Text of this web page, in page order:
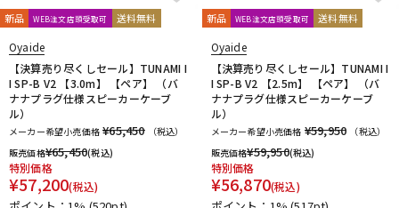
TAKACHI TAMA TANNOY TASCAM
tc electronic
TC helicon
Tech Teenage Engineering
TELEFUNKEN
Thermionic Culture
Tonelux
T-REX
TRIAL Triprop TRITON AUDIO
TRUE DYNA
TUBE-TECH
UDG ULTIMATE
ULTRASONE
Umbrella Company
United Studio Technologies
Universal Audio
unknown VELCRO(R) Brand
Vermona
Vertigo Sound
VitalAudio
V-MODA
Vocal Mist
VOVOX VOX-O-RAMA
Voyage Audio
WAGNUS.
WAVES
Wharfedale
新品 WEB注文店頭受取可 送料無料
Oyaide
【決算売り尽くしセール】TUNAMI I
I SP-B V2 【3.0m】 【ペア】 （バ
ナナプラグ仕様スピーカーケーブ
ル）
メーカー希望小売価格 ¥65,450
（税込）
販売価格¥65,450(税込)
特別価格
¥57,200(税込)
新品 WEB注文店頭受取可 送料無料
Oyaide
【決算売り尽くしセール】TUNAMI I
I SP-B V2 【2.5m】 【ペア】 （バ
ナナプラグ仕様スピーカーケーブ
ル）
メーカー希望小売価格 ¥59,950
（税込）
販売価格¥59,950(税込)
特別価格
¥56,870(税込)